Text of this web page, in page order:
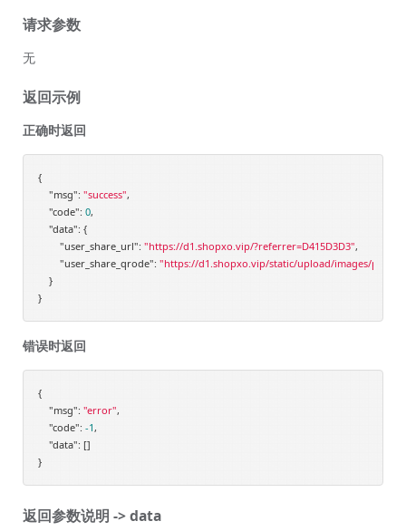
请求参数
无
返回示例
正确时返回
{
"msg": "success",
"code": 0,
"data": {
"user_share_url": "https://d1.shopxo.vip/?referrer=D415D3D3",
"user_share_qrode": "https://d1.shopxo.vip/static/upload/images/
    }
}
错误时返回
{
"msg": "error",
"code": -1,
"data": []
}
返回参数说明 -> data